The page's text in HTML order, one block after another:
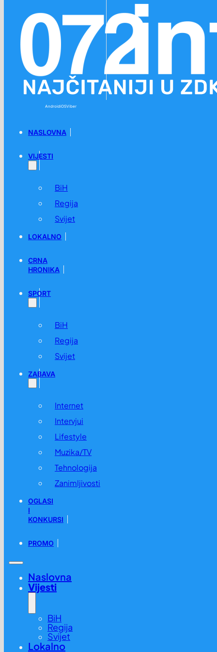
AndroidiOSViber
NASLOVNA
VIJESTI
BiH
Regija
Svijet
LOKALNO
CRNA
HRONIKA
SPORT
BiH
Regija
Svijet
ZABAVA
Internet
Intervjui
Lifestyle
Muzika/TV
Tehnologija
Zanimljivosti
OGLASI
I
KONKURSI
PROMO
Naslovna
Vijesti
BiH
Regija
Svijet
Lokalno